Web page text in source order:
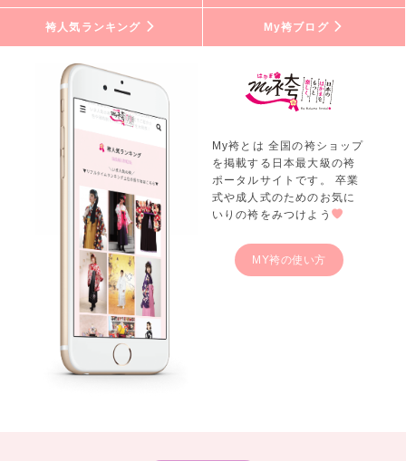
袴人気ランキング My袴ブログ
My袴とは 全国の袴ショップ
を掲載する日本最大級の袴
ポータルサイトです。 卒業
式や成人式のためのお気に
いりの袴をみつけよう
MY袴の使い方